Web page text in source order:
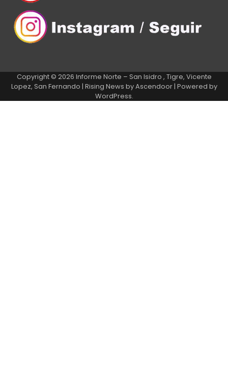
Copyright © 2026 Informe Norte – San Isidro , Tigre, Vicente
Lopez, San Fernando | Rising News byAscendoor| Powered by
WordPress.